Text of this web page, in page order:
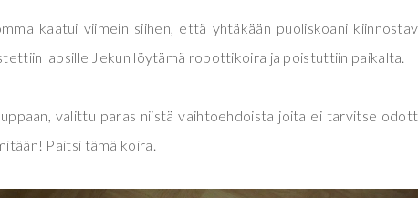
kaatui viimein siihen, että yhtäkään puoliskoani
lapsille Jekun löytämä robottikoira ja poistuttiin paikalta.
valittu paras niistä vaihtoehdoista joita ei tarvitse
Paitsi tämä koira.